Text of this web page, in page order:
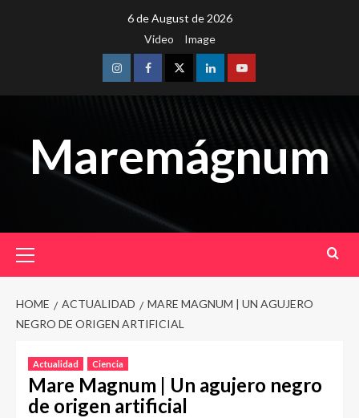
6 de August de 2026
Video
Image
InstagramFacebookTwitterLinkedinYoutube
Maremágnum
Menu
HOME ACTUALIDAD
MARE MAGNUM | UN AGUJERO
NEGRO DE ORIGEN ARTIFICIAL
Actualidad Ciencia
Mare Magnum | Un agujero negro
de origen artificial